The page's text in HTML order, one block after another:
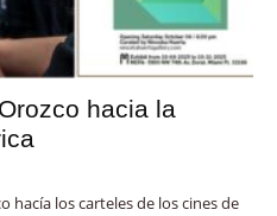
hacia la
hacía los carteles de los cines de